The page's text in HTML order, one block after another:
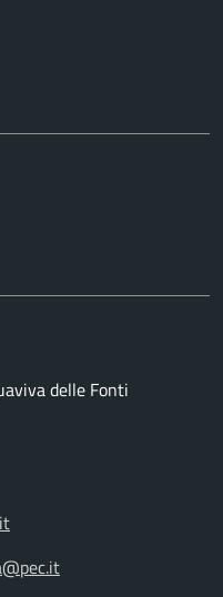
delle Fonti